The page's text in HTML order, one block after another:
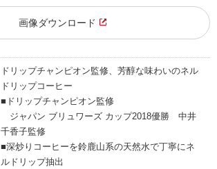
画像ダウンロード
ドリップチャンピオン監修、芳醇な味わいのネル
ドリップコーヒー
■ドリップチャンピオン監修
ジャパン ブリュワーズ カップ2018優勝 中井
千香子監修
■深炒りコーヒーを鈴鹿山系の天然水で丁寧にネ
ルドリップ抽出